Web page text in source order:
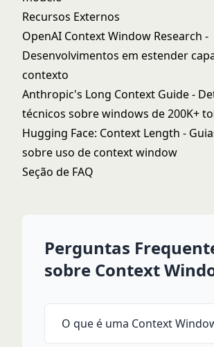
Recursos Externos
OpenAI Context Window Research -
Desenvolvimentos em estender
contexto
Anthropic's Long Context Guide-
técnicos sobre windows de 200K+
Hugging Face: Context Length -
sobre uso de context window
Seção de FAQ
Perguntas
sobre Context
O que é uma Context